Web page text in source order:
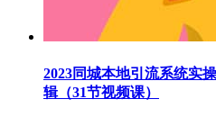
2023同城本地引流系统实
辑（31节视频课）